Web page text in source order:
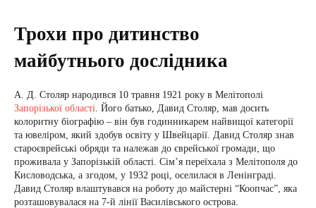
Трохи про дитинство
майбутнього дослідника
А. Д. Столяр народився 10 травня 1921 року в Мелітополі
Запорізької області. Його батько, Давид Столяр, мав досить
колоритну біографію – він був годинникарем найвищої категорії
та ювеліром, який здобув освіту у Швейцарії. Давид Столяр знав
староєврейські обряди та належав до єврейської громади, що
проживала у Запорізькій області. Сім’я переїхала з Мелітополя до
Кисловодська, а згодом, у 1932 році, оселилася в Ленінграді.
Давид Столяр влаштувався на роботу до майстерні “Коопчас”, яка
розташовувалася на 7-й лінії Василівського острова.